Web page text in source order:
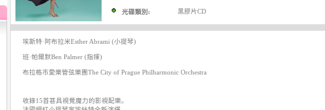
光碟類別: 黑膠片CD
埃斯特·阿布拉米Esther Abrami (小提琴)
班·帕爾默Ben Palmer (指揮)
布拉格市愛樂管弦樂團The City of Prague Philharmonic Orchestra
收錄15首甚具視覺魔力的影視配樂。